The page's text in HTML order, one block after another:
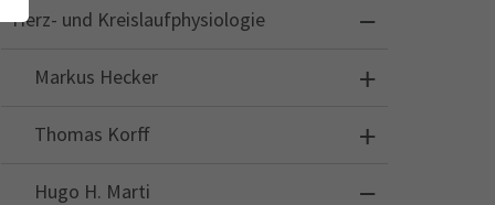
Herz- und Kreislaufphysiologie
Markus Hecker
Thomas Korff
Hugo H. Marti